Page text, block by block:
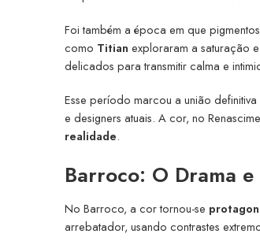
Foi também a época em que
como Titian exploraram a saturação
delicados para transmitir calma e
Esse período marcou a união definitiva
e designers atuais. A cor, no
realidade.
Barroco: O Drama
No Barroco, a cor tornou-se
arrebatador, usando contrastes